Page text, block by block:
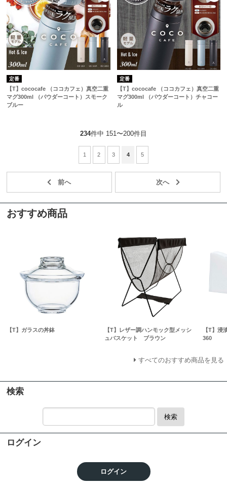
定番
【T】cococafe （ココカフェ）真空二重
マグ300ml （パウダーコート）スモーク
ブルー
定番
【T】cococafe （ココカフェ）真空二重
マグ300ml （パウダーコート）チャコー
ル
234件中 151〜200件目
1 2 3 4 5
おすすめ商品
【T】ガラスの丼鉢
【T】レザー調ハンモック型メッシ
ュバスケット ブラウン
【T】浸
360
すべてのおすすめ商品を見る
検索
検索
ログイン
ログイン